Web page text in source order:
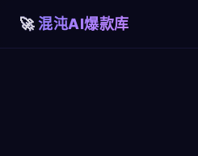
混沌AI爆款库